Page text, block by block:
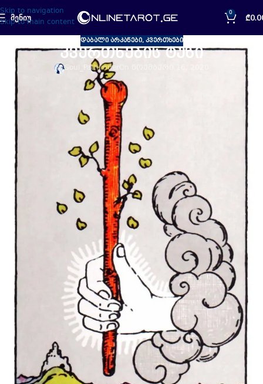
Skip to navigation
Skip to main content
ᲛᲔᲜᲘᲣ 0 ₾
ᲓᲐᲑᲐᲚᲘ ᲐᲠᲙᲐᲜᲔᲑᲘ, ᲙᲕᲔᲠᲗᲮᲔᲑᲘ
კვერთხების ტუზი
Soul_Pathfinder
დაბალი არკანები –
კვერთხების ტუზი
: –
ზოდიაქოს
ნიშანი
ვერძი,
ლომი,